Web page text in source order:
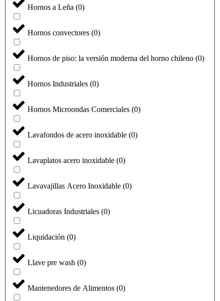
Hornos a Leña (0)
Hornos convectores (0)
Hornos de piso: la versión moderna del horno chileno (0)
Hornos Industriales (0)
Hornos Microondas Comerciales (0)
Lavafondos de acero inoxidable (0)
Lavaplatos acero inoxidable (0)
Lavavajillas Acero Inoxidable (0)
Licuadoras Industriales (0)
Liquidación (0)
Llave pre wash (0)
Mantenedores de Alimentos (0)